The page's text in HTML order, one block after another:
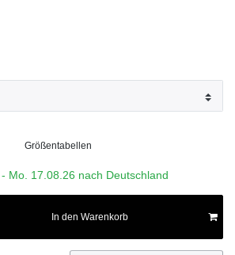
Größentabellen
Mo. 17.08.26 nach Deutschland
In den Warenkorb